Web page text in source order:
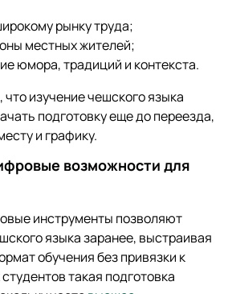
рынку труда;
местных жителей;
юмора, традиций и контекста.
изучение чешского языка
подготовку еще до переезда,
и графику.
возможности для
инструменты позволяют
языка заранее, выстраивая
обучения без привязки к
такая подготовка